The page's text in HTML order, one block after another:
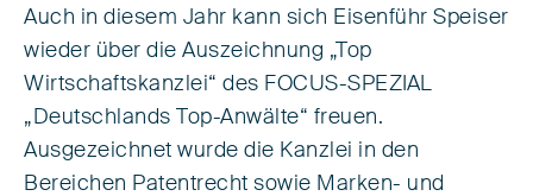
Auch in diesem Jahr kann sich Eisenführ Speiser
wieder über die Auszeichnung „Top
Wirtschaftskanzlei“ des FOCUS-SPEZIAL
„Deutschlands Top-Anwälte“ freuen.
Ausgezeichnet wurde die Kanzlei in den
Bereichen Patentrecht sowie Marken- und